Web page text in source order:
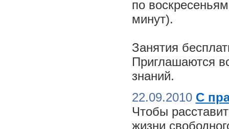
по
минут).
Занятия
Приглашаются
знаний.
22.09.2010 С
Чтобы
жизни